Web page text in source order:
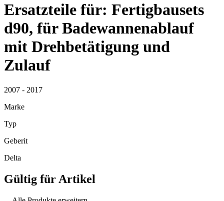
Ersatzteile für: Fertigbausets
d90, für Badewannenablauf
mit Drehbetätigung und
Zulauf
2007 - 2017
Marke
Typ
Geberit
Delta
Gültig für Artikel